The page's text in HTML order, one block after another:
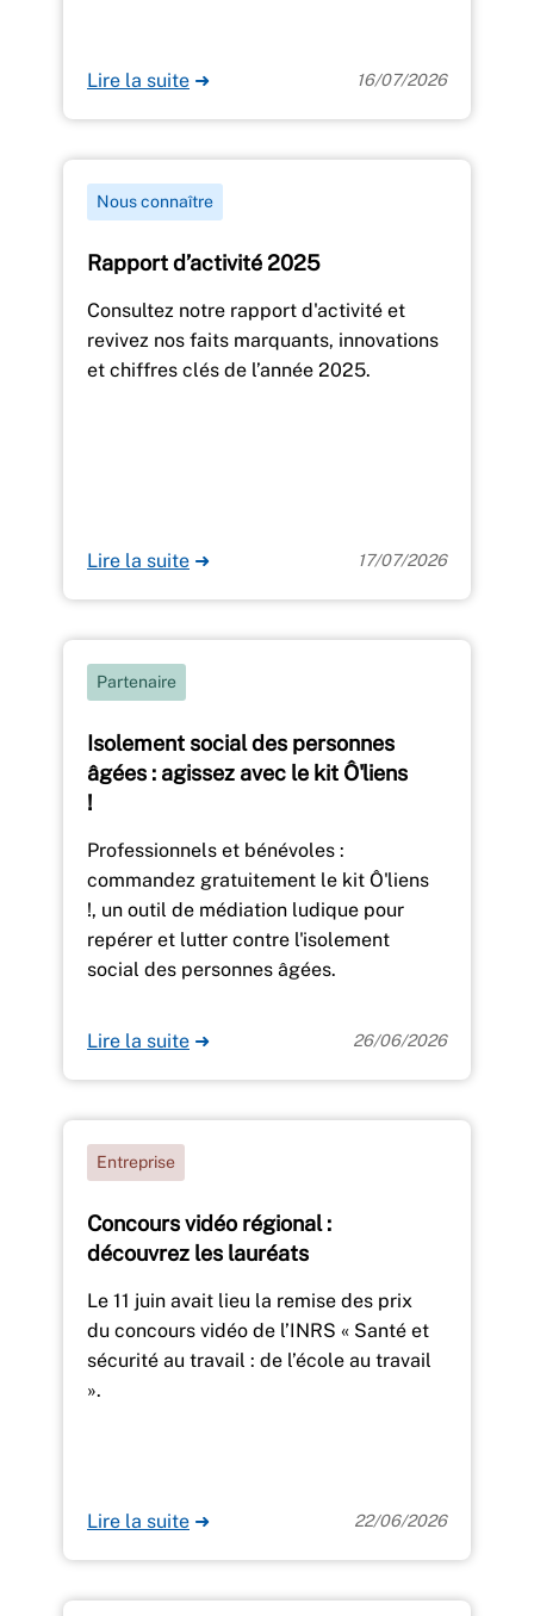
Lire la suite ➜ 16/07/2026
Rapport d’activité 2025
Nous connaître
Consultez notre rapport d'activité et
revivez nos faits marquants, innovations
et chiffres clés de l’année 2025.
Lire la suite ➜ 17/07/2026
Isolement social des personnes
âgées : agissez avec le kit Ô'liens
!
Partenaire
Professionnels et bénévoles :
commandez gratuitement le kit Ô'liens
!, un outil de médiation ludique pour
repérer et lutter contre l'isolement
social des personnes âgées.
Lire la suite ➜ 26/06/2026
Concours vidéo régional :
découvrez les lauréats
Entreprise
Le 11 juin avait lieu la remise des prix
du concours vidéo de l’INRS « Santé et
sécurité au travail : de l’école au travail
».
Lire la suite ➜ 22/06/2026